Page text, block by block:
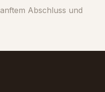
Abschluss und